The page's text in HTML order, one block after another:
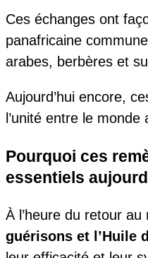
Ces échanges ont
panafricaine
arabes, berbères et
Aujourd’hui encore,
l’unité entre le monde
Pourquoi ces
essentiels
À l’heure du retour au
guérisons et l’Huile